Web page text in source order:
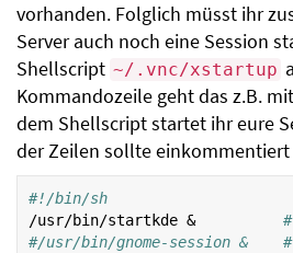
vorhanden. Folglich müsst ihr
Server auch noch eine Session
Shellscript ~/.vnc/xstartup
Kommandozeile geht das z.B.
dem Shellscript startet ihr eure
der Zeilen sollte einkommentiert
#!/bin/sh
/usr/bin/startkde &
#/usr/bin/gnome-session &    #